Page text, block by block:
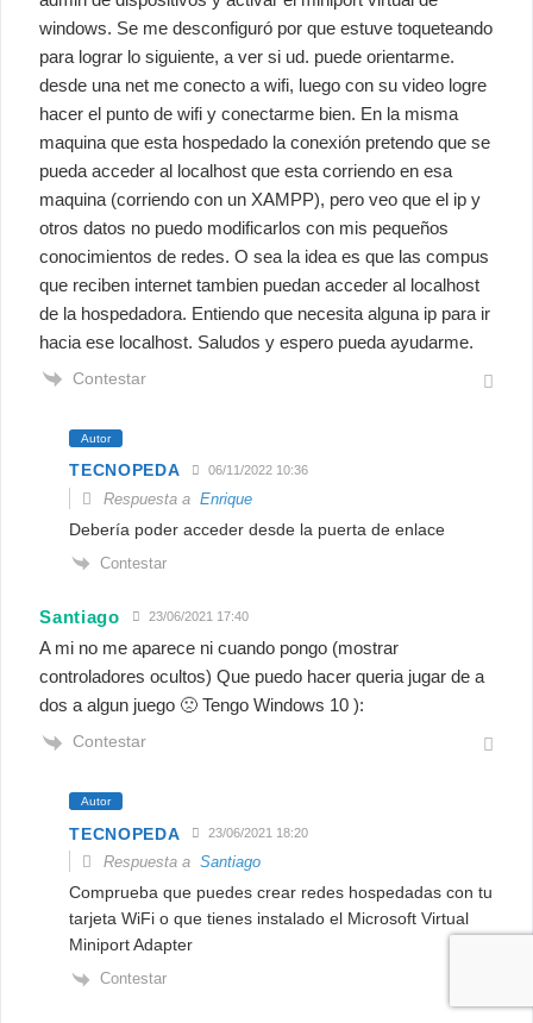
windows. Se me desconfiguró por que estuve toqueteando
para lograr lo siguiente, a ver si ud. puede orientarme.
desde una net me conecto a wifi, luego con su video logre
hacer el punto de wifi y conectarme bien. En la misma
maquina que esta hospedado la conexión pretendo que se
pueda acceder al localhost que esta corriendo en esa
maquina (corriendo con un XAMPP), pero veo que el ip y
otros datos no puedo modificarlos con mis pequeños
conocimientos de redes. O sea la idea es que las compus
que reciben internet tambien puedan acceder al localhost
de la hospedadora. Entiendo que necesita alguna ip para ir
hacia ese localhost. Saludos y espero pueda ayudarme.
Contestar
Autor
TECNOPEDA 06/11/2022 10:36
Respuesta aEnrique
Debería poder acceder desde la puerta de enlace
Contestar
Santiago 23/06/2021 17:40
A mi no me aparece ni cuando pongo (mostrar
controladores ocultos) Que puedo hacer queria jugar de a
dos a algun juego 🙁 Tengo Windows 10 ):
Contestar
Autor
TECNOPEDA 23/06/2021 18:20
Respuesta aSantiago
Comprueba que puedes crear redes hospedadas con tu
tarjeta WiFi o que tienes instalado el Microsoft Virtual
Miniport Adapter
Contestar